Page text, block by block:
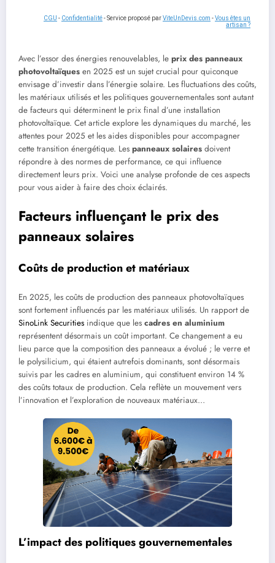
CGU - Confidentialité- Service proposé parViteUnDevis.com -Vous êtes un
artisan ?
Avec l’essor des énergies renouvelables, le prix des panneaux
photovoltaïques en 2025 est un sujet crucial pour quiconque
envisage d’investir dans l’énergie solaire. Les fluctuations des coûts,
les matériaux utilisés et les politiques gouvernementales sont autant
de facteurs qui déterminent le prix final d’une installation
photovoltaïque. Cet article explore les dynamiques du marché, les
attentes pour 2025 et les aides disponibles pour accompagner
cette transition énergétique. Les panneaux solaires doivent
répondre à des normes de performance, ce qui influence
directement leurs prix. Voici une analyse profonde de ces aspects
pour vous aider à faire des choix éclairés.
Facteurs influençant le prix des
panneaux solaires
Coûts de production et matériaux
En 2025, les coûts de production des panneaux photovoltaïques
sont fortement influencés par les matériaux utilisés. Un rapport de
SinoLink Securities indique que les cadres en aluminium
représentent désormais un coût important. Ce changement a eu
lieu parce que la composition des panneaux a évolué ; le verre et
le polysilicium, qui étaient autrefois dominants, sont désormais
suivis par les cadres en aluminium, qui constituent environ 14 %
des coûts totaux de production. Cela reflète un mouvement vers
l’innovation et l’exploration de nouveaux matériaux…
L’impact des politiques gouvernementales